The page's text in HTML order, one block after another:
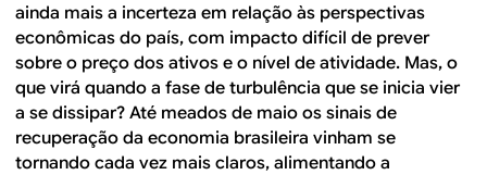
ainda mais a incerteza em relação às perspectivas
econômicas do país, com impacto difícil de prever
sobre o preço dos ativos e o nível de atividade. Mas, o
que virá quando a fase de turbulência que se inicia vier
a se dissipar? Até meados de maio os sinais de
recuperação da economia brasileira vinham se
tornando cada vez mais claros, alimentando a